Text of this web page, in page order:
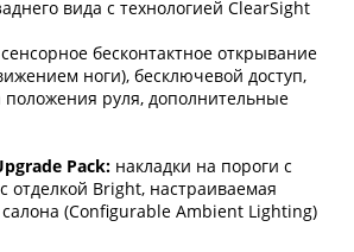
вида с технологией ClearSight
сенсорное бесконтактное открывание
ноги), бесключевой доступ,
положения руля, дополнительные
Pack: накладки на пороги с
отделкой Bright, настраиваемая
(Configurable Ambient Lighting)